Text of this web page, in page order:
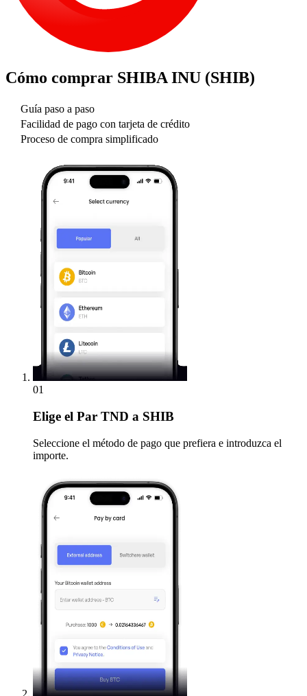
Cómo comprar SHIBA INU (SHIB)
Guía paso a paso
Facilidad de pago con tarjeta de crédito
Proceso de compra simplificado
01
Elige el Par TND a SHIB
Seleccione el método de pago que prefiera e introduzca el
importe.